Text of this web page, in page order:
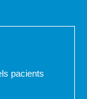
pacients